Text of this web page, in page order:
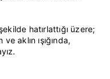
hatırlattığı üzere;
aklın ışığında,